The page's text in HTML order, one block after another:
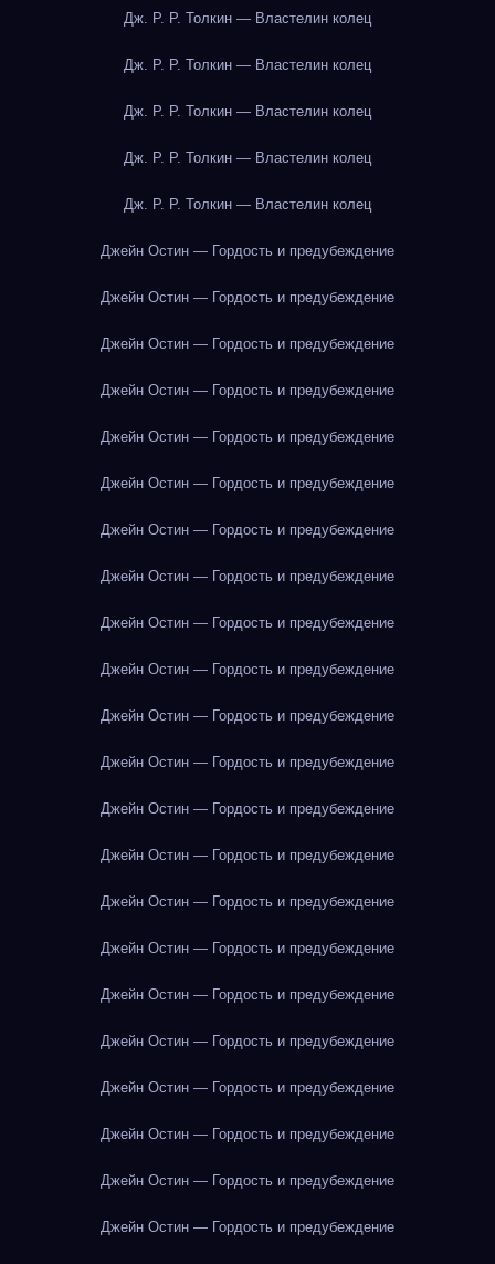
Дж. Р. Р. Толкин — Властелин колец
Дж. Р. Р. Толкин — Властелин колец
Дж. Р. Р. Толкин — Властелин колец
Дж. Р. Р. Толкин — Властелин колец
Дж. Р. Р. Толкин — Властелин колец
Джейн Остин — Гордость и предубеждение
Джейн Остин — Гордость и предубеждение
Джейн Остин — Гордость и предубеждение
Джейн Остин — Гордость и предубеждение
Джейн Остин — Гордость и предубеждение
Джейн Остин — Гордость и предубеждение
Джейн Остин — Гордость и предубеждение
Джейн Остин — Гордость и предубеждение
Джейн Остин — Гордость и предубеждение
Джейн Остин — Гордость и предубеждение
Джейн Остин — Гордость и предубеждение
Джейн Остин — Гордость и предубеждение
Джейн Остин — Гордость и предубеждение
Джейн Остин — Гордость и предубеждение
Джейн Остин — Гордость и предубеждение
Джейн Остин — Гордость и предубеждение
Джейн Остин — Гордость и предубеждение
Джейн Остин — Гордость и предубеждение
Джейн Остин — Гордость и предубеждение
Джейн Остин — Гордость и предубеждение
Джейн Остин — Гордость и предубеждение
Джейн Остин — Гордость и предубеждение